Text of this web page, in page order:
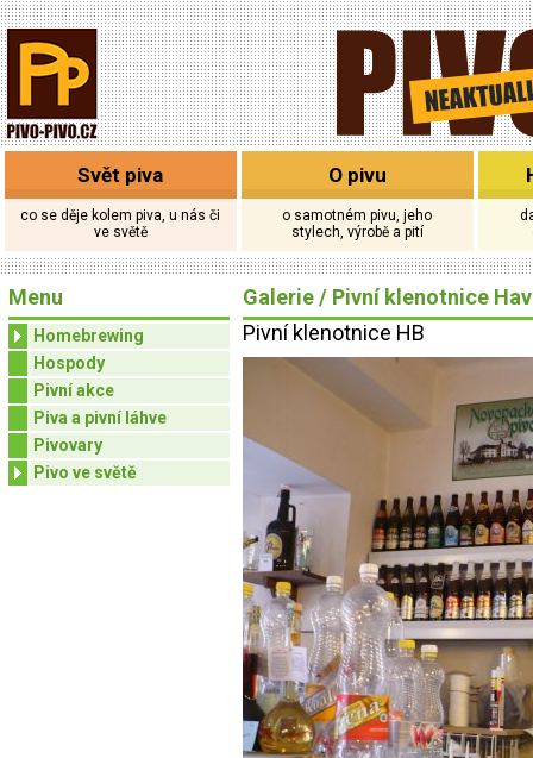
Svět piva
co se děje kolem piva, u nás či
ve světě
O pivu
o samotném pivu, jeho
stylech, výrobě a pití
Menu
Homebrewing
Hospody
Pivní akce
Piva a pivní láhve
Pivovary
Pivo ve světě
Galerie/ Pivní klenotnice
Pivní klenotnice HB